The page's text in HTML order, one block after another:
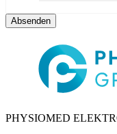
Absenden
PHYSIOMED